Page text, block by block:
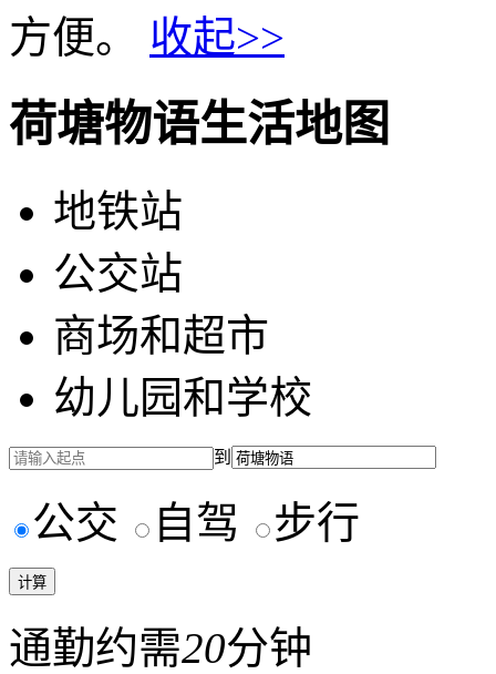
方便。 收起>>
荷塘物语生活地图
地铁站
公交站
商场和超市
幼儿园和学校
到
公交 自驾 步行
通勤约需20分钟